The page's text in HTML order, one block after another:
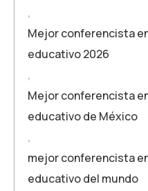
,
Mejor conferencista
educativo 2026
,
Mejor conferencista
educativo de México
,
mejor conferencista
educativo del mundo